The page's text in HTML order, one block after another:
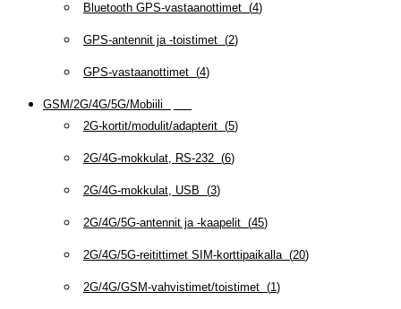
Bluetooth GPS-vastaanottimet (4)
GPS-antennit ja -toistimet (2)
GPS-vastaanottimet (4)
GSM/2G/4G/5G/Mobiili
2G-kortit/modulit/adapterit (5)
2G/4G-mokkulat, RS-232 (6)
2G/4G-mokkulat, USB (3)
2G/4G/5G-antennit ja -kaapelit (45)
2G/4G/5G-reitittimet SIM-korttipaikalla(20)
2G/4G/GSM-vahvistimet/toistimet (1)